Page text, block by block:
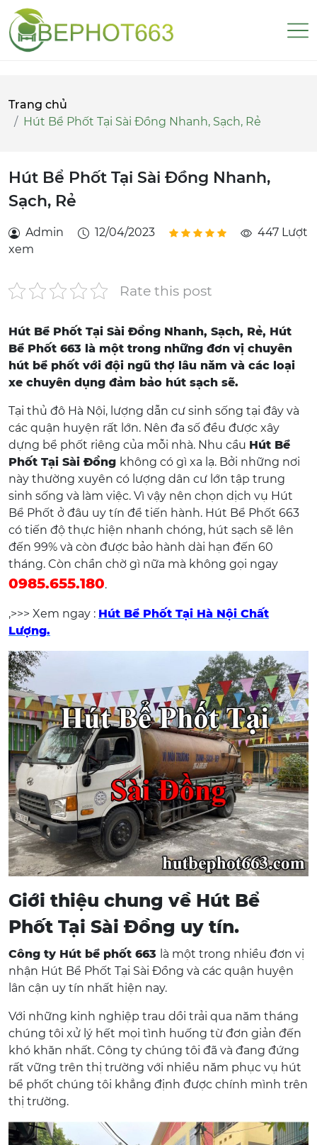
Trang chủ
Hút Bể Phốt Tại Sài Đồng Nhanh, Sạch, Rẻ
Hút Bể Phốt Tại Sài Đồng Nhanh,
Sạch, Rẻ
Admin 12/04/2023
447 Lượt
xem
Rate this post
Hút Bể Phốt Tại Sài Đồng Nhanh, Sạch, Rẻ, Hút
Bể Phốt 663 là một trong những đơn vị chuyên
hút bể phốt với đội ngũ thợ lâu năm và các loại
xe chuyên dụng đảm bảo hút sạch sẽ.
Tại thủ đô Hà Nội, lượng dẫn cư sinh sống tại đây và
các quận huyện rất lớn. Nên đa số đều được xây
dựng bể phốt riêng của mỗi nhà. Nhu cầu Hút Bể
Phốt Tại Sài Đồng không có gì xa lạ. Bởi những nơi
này thường xuyên có lượng dân cư lớn tập trung
sinh sống và làm việc. Vì vậy nên chọn dịch vụ Hút
Bể Phốt ở đâu uy tín để tiến hành. Hút Bể Phốt 663
có tiến độ thực hiện nhanh chóng, hút sạch sẽ lên
đến 99% và còn được bảo hành dài hạn đến 60
tháng. Còn chần chờ gì nữa mà không gọi ngay
0985.655.180.
,>>> Xem ngay : Hút Bể Phốt Tại Hà Nội Chất
Lượng.
Giới thiệu chung về Hút Bể
Phốt Tại Sài Đồng uy tín.
Công ty Hút bể phốt 663 là một trong nhiều đơn vị
nhận Hút Bể Phốt Tại Sài Đồng và các quận huyện
lân cận uy tín nhất hiện nay.
Với những kinh nghiệp trau dồi trải qua năm tháng
chúng tôi xử lý hết mọi tình huống từ đơn giản đến
khó khăn nhất. Công ty chúng tôi đã và đang đứng
rất vững trên thị trường với nhiều năm phục vụ hút
bể phốt chúng tôi khẳng định được chính mình trên
thị trường.